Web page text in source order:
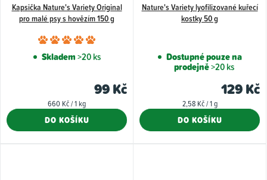
Kapsička Nature's Variety Original
pro malé psy s hovězím 150 g
Průměrné
hodnocení
je
5,0
z
Skladem>20 ks
99 Kč
Měrná
660 Kč / 1 kg
DO KOŠÍKU
Nature's Variety lyofilizované kuřecí
kostky 50 g
Dostupné pouze na
prodejně>20 ks
129 Kč
Měrná
2,58 Kč / 1 g
DO KOŠÍKU